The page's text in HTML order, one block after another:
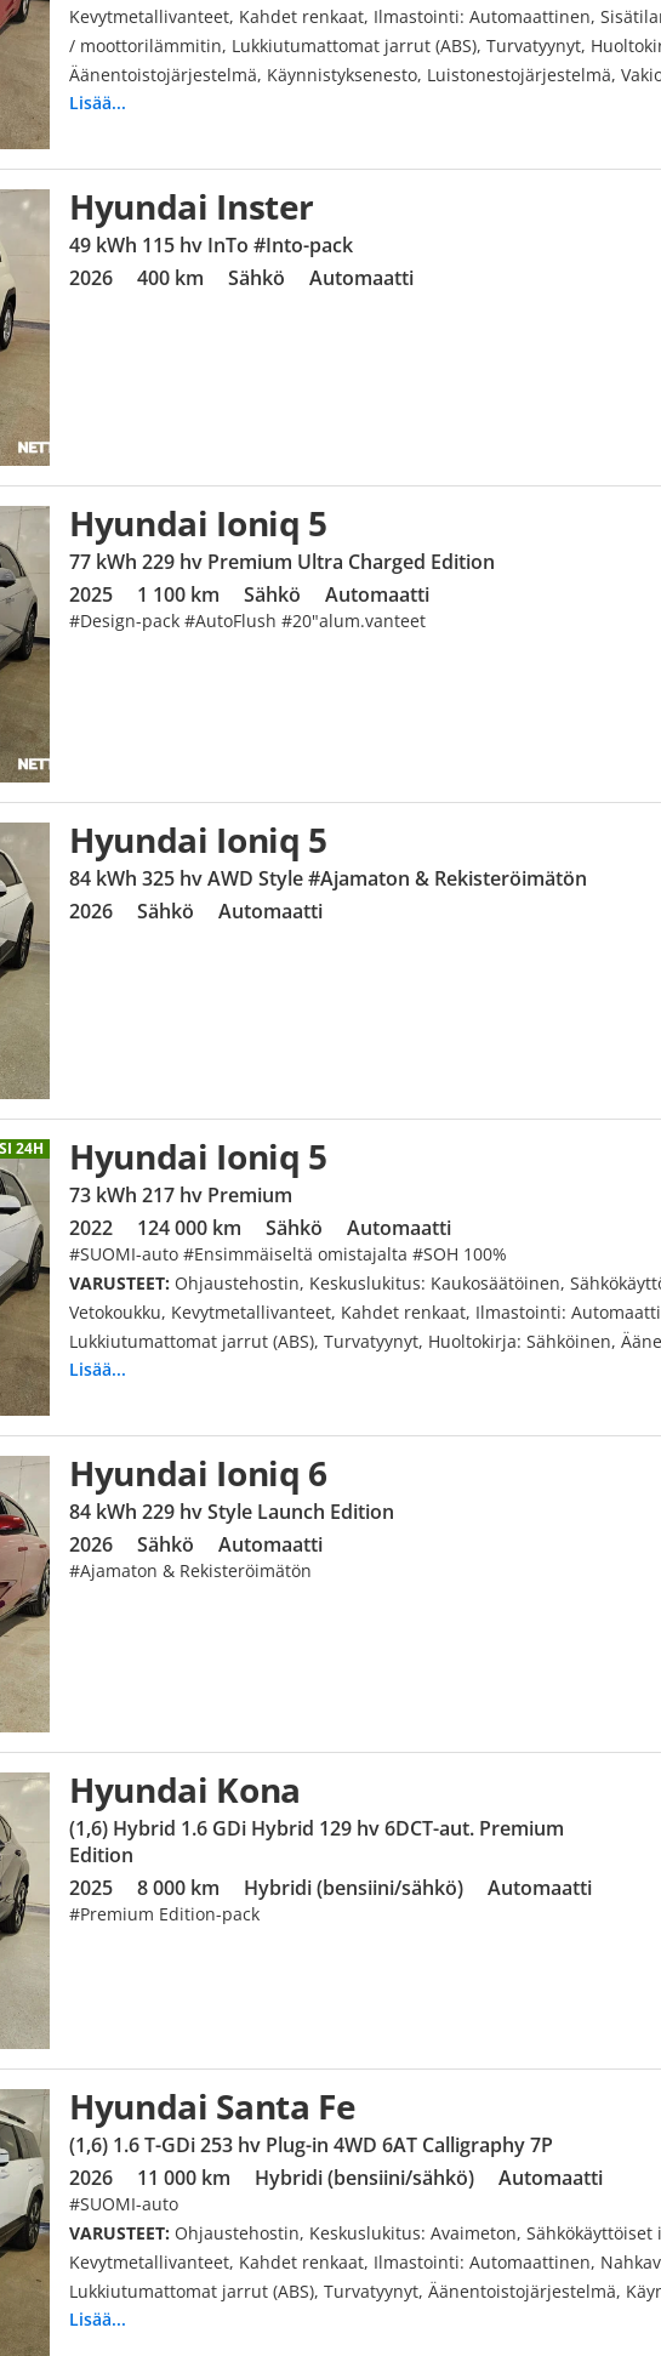
Kevytmetallivanteet, Kahdet renkaat, Ilmastointi: Automaattinen,
/ moottorilämmitin, Lukkiutumattomat jarrut (ABS), Turvatyynyt,
Äänentoistojärjestelmä, Käynnistyksenesto, Luistonestojärjestelmä,
Perinteinen, Ajotietokone, Penkinlämmittimet, Sähköpeilit,
Lisää...
Hyundai Inster
49 kWh 115 hv InTo #Into-pack
2026
400 km Sähkö Automaatti
Hyundai Ioniq 5
77 kWh 229 hv Premium Ultra Charged Edition
2025
1 100 km Sähkö Automaatti
#Design-pack #AutoFlush #20"alum.vanteet
Hyundai Ioniq 5
84 kWh 325 hv AWD Style #Ajamaton & Rekisteröimätön
2026
Sähkö Automaatti
24H Hyundai Ioniq 5
73 kWh 217 hv Premium
2022
124 000 km Sähkö Automaatti
#SUOMI-auto #Ensimmäiseltä omistajalta #SOH 100%
VARUSTEET: Ohjaustehostin, Keskuslukitus: Kaukosäätöinen,
Vetokoukku, Kevytmetallivanteet, Kahdet renkaat, Ilmastointi:
Lukkiutumattomat jarrut (ABS), Turvatyynyt, Huoltokirja: Sähköinen,
Käynnistyksenesto, Luistonestojärjestelmä, Vakionopeudensäädin:
Matkapuhelinvarustus, Isofix-valmius, Avaimeton käynnistys,
ajovalot, Peruutuskamera: Kamera takana, Rengaspainevalvonta -
Up-näyttö, Älypuhelimen integrointi, Hätäjarrutusavustin, Lämmitettävä
Kaadettavat takaistuimet, Akuston esilämmitys, USB
Lisää...
Hyundai Ioniq 6
84 kWh 229 hv Style Launch Edition
2026
Sähkö Automaatti
#Ajamaton & Rekisteröimätön
Hyundai Kona
(1,6) Hybrid 1.6 GDi Hybrid 129 hv 6DCT-aut. Premium
Edition
2025
8 000 km Hybridi (bensiini/sähkö) Automaatti
#Premium Edition-pack
Hyundai Santa Fe
(1,6) 1.6 T-GDi 253 hv Plug-in 4WD 6AT Calligraphy 7P
2026
11 000 km Hybridi (bensiini/sähkö) Automaatti
#SUOMI-auto
VARUSTEET: Ohjaustehostin, Keskuslukitus: Avaimeton, Sähkökäyttöiset
Kevytmetallivanteet, Kahdet renkaat, Ilmastointi: Automaattinen,
Lukkiutumattomat jarrut (ABS), Turvatyynyt, Äänentoistojärjestelmä,
Luistonestojärjestelmä, Vakionopeudensäädin: Mukautuva,
Lisää...